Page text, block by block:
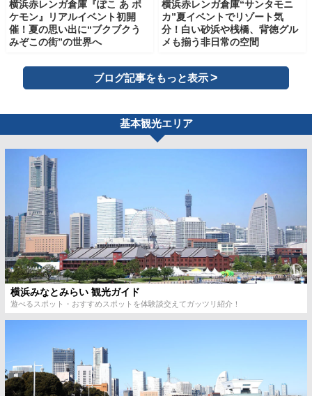
横浜赤レンガ倉庫『ぽこ あ ポ
ケモン』リアルイベント初開
催！夏の思い出に“ブクブクう
みぞこの街”の世界へ
横浜赤レンガ倉庫“サンタモニ
カ”夏イベントでリゾート気
分！白い砂浜や桟橋、背徳グル
メも揃う非日常の空間
ブログ記事をもっと表示
基本観光エリア
横浜みなとみらい 観光ガイド
遊べるスポット・おすすめスポットを体験談交えてガッツリ紹介！